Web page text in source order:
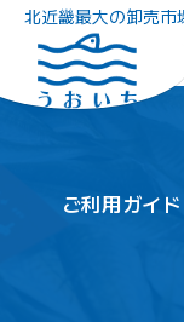
北近畿最大の卸売市
ご利用案内